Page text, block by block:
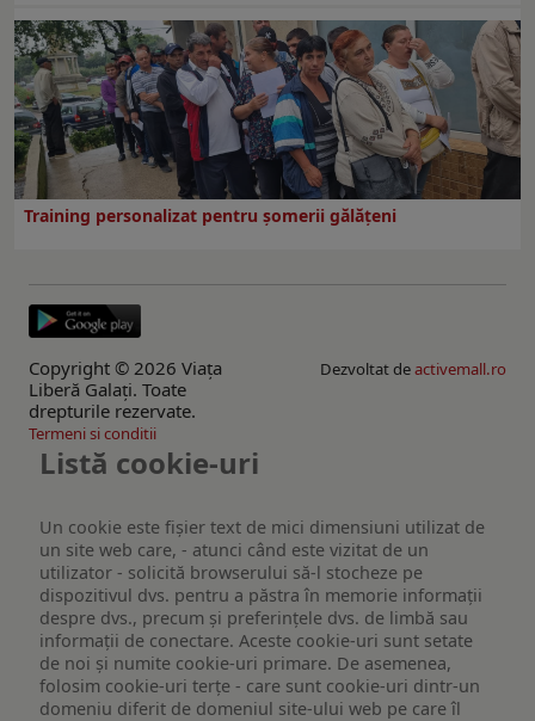
Training personalizat pentru șomerii gălățeni
Copyright © 2026 Viaţa
Liberă Galaţi. Toate
drepturile rezervate.
Dezvoltat deactivemall.ro
Termeni si conditii
Listă cookie-uri
Un cookie este fişier text de mici dimensiuni utilizat de
un site web care, - atunci când este vizitat de un
utilizator - solicită browserului să-l stocheze pe
dispozitivul dvs. pentru a păstra în memorie informații
despre dvs., precum și preferințele dvs. de limbă sau
informații de conectare. Aceste cookie-uri sunt setate
de noi și numite cookie-uri primare. De asemenea,
folosim cookie-uri terțe - care sunt cookie-uri dintr-un
domeniu diferit de domeniul site-ului web pe care îl